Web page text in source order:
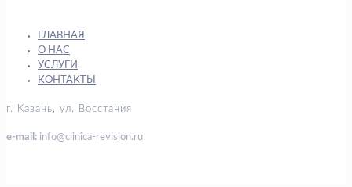
ГЛАВНАЯ
О НАС
УСЛУГИ
КОНТАКТЫ
г. Казань, ул. Восстания
e-mail: info@clinica-revision.ru